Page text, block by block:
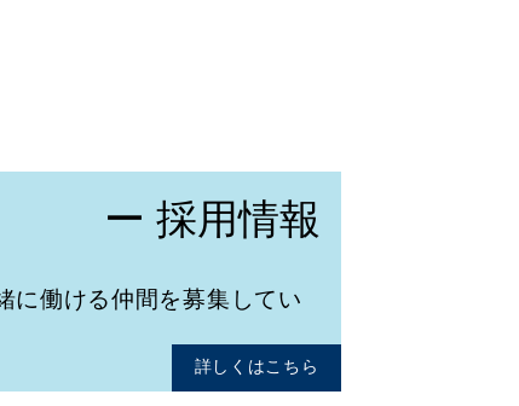
ー 採用情報
に働ける仲間を募集してい
詳しくはこちら